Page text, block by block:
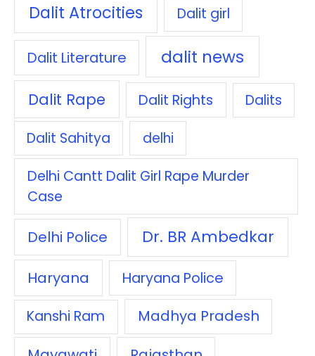
Dalit Atrocities Dalit girl
Dalit Literature dalit news
Dalit Rape Dalit Rights Dalits
Dalit Sahitya delhi
Delhi Cantt Dalit Girl Rape Murder
Case
Delhi Police Dr. BR Ambedkar
Haryana Haryana Police
Kanshi Ram
Madhya Pradesh